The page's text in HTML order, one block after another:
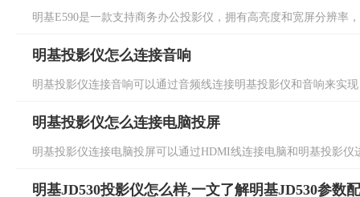
明基E590是一款支持商务办公投影仪，拥有高亮度和宽屏分辨率
明基投影仪怎么连接音响
明基投影仪连接音响可以通过音频线连接明基投影仪和音响来实
明基投影仪怎么连接电脑投屏
明基投影仪连接电脑投屏可以通过HDMI线连接电脑和明基投影
明基JD530投影仪怎么样,一文了解明基JD530参数